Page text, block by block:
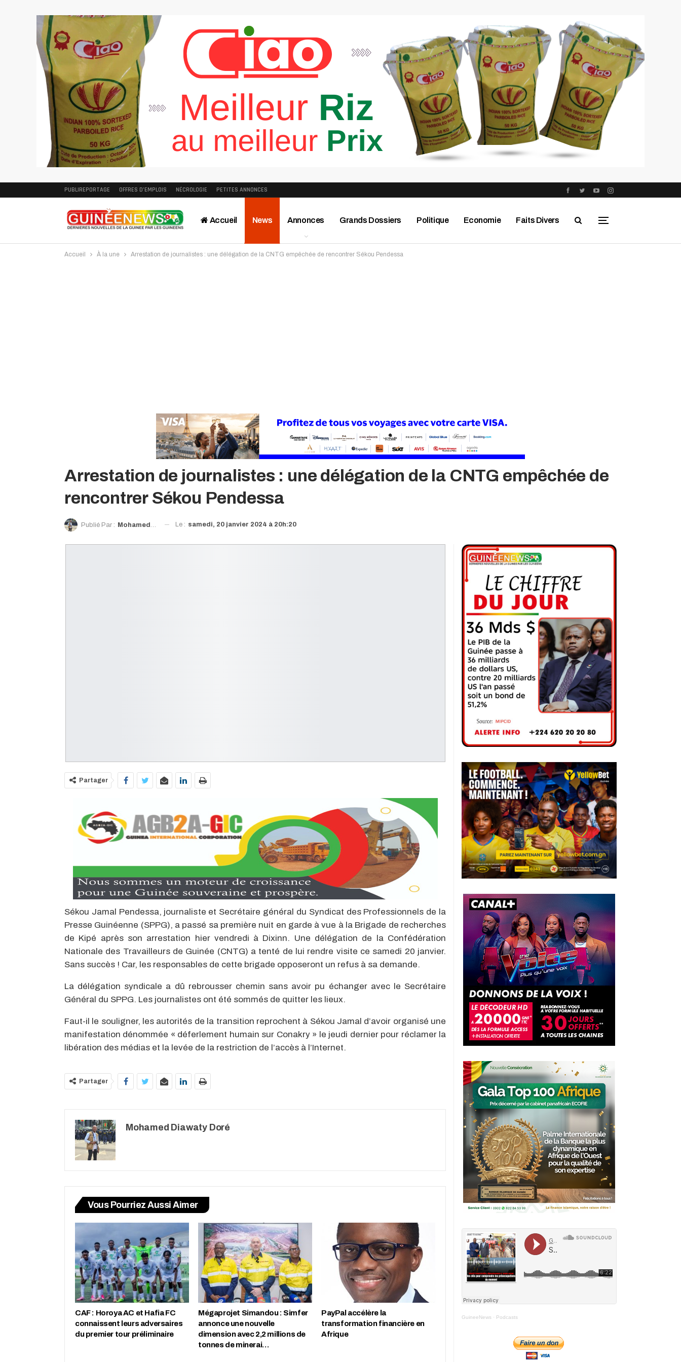
PUBLIREPORTAGE OFFRES D’EMPLOIS NÉCROLOGIE PETITES ANNONCES
Accueil News Annonces Grands Dossiers Politique Economie Faits Divers
Accueil À la une Arrestation de journalistes : une délégation de la CNTG empêchée de rencontrer Sékou Pendessa
Arrestation de journalistes : une délégation de la CNTG empêchée de
rencontrer Sékou Pendessa
Publié Par : Mohamed Diawaty Doré Le : samedi, 20 janvier 2024 à 20h:20
Partager
Sékou Jamal Pendessa, journaliste et Secrétaire général du Syndicat des Professionnels de la
Presse Guinéenne (SPPG), a passé sa première nuit en garde à vue à la Brigade de recherches
de Kipé après son arrestation hier vendredi à Dixinn. Une délégation de la Confédération
Nationale des Travailleurs de Guinée (CNTG) a tenté de lui rendre visite ce samedi 20 janvier.
Sans succès ! Car, les responsables de cette brigade opposeront un refus à sa demande.
La délégation syndicale a dû rebrousser chemin sans avoir pu échanger avec le Secrétaire
Général du SPPG. Les journalistes ont été sommés de quitter les lieux.
Faut-il le souligner, les autorités de la transition reprochent à Sékou Jamal d’avoir organisé une
manifestation dénommée « déferlement humain sur Conakry » le jeudi dernier pour réclamer la
libération des médias et la levée de la restriction de l’accès à l’Internet.
Partager
Mohamed Diawaty Doré
Vous Pourriez Aussi Aimer
CAF : Horoya AC et Hafia FC
connaissent leurs adversaires
du premier tour préliminaire
Mégaprojet Simandou : Simfer
annonce une nouvelle
dimension avec 2,2 millions de
tonnes de minerai…
PayPal accélère la
transformation financière en
Afrique
GuineeNews · Podcasts